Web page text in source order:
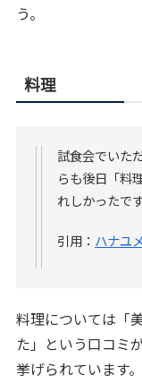
う。
料理
試食会でいた
らも後日「料
れしかったです
引用： ハナユ
料理については「
た」という口コミ
挙げられています。